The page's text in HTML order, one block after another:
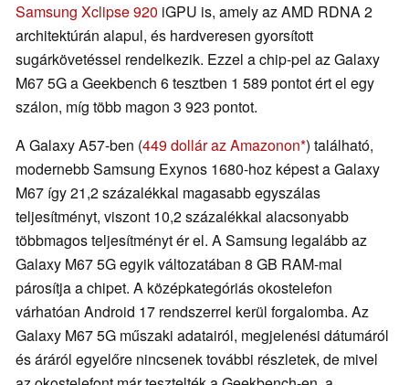
Samsung Xclipse 920 iGPU is, amely az AMD RDNA 2
architektúrán alapul, és hardveresen gyorsított
sugárkövetéssel rendelkezik. Ezzel a chip-pel az Galaxy
M67 5G a Geekbench 6 tesztben 1 589 pontot ért el egy
szálon, míg több magon 3 923 pontot.
A Galaxy A57-ben (449 dollár az Amazonon ) található,
modernebb Samsung Exynos 1680-hoz képest a Galaxy
M67 így 21,2 százalékkal magasabb egyszálas
teljesítményt, viszont 10,2 százalékkal alacsonyabb
többmagos teljesítményt ér el. A Samsung legalább az
Galaxy M67 5G egyik változatában 8 GB RAM-mal
párosítja a chipet. A középkategóriás okostelefon
várhatóan Android 17 rendszerrel kerül forgalomba. Az
Galaxy M67 5G műszaki adatairól, megjelenési dátumáról
és áráról egyelőre nincsenek további részletek, de mivel